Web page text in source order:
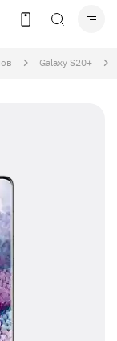
Galaxy S20+